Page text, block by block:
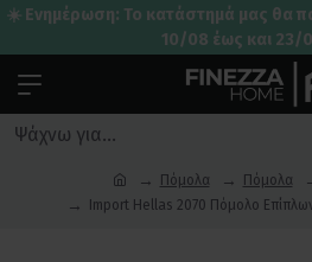
☀️ Ενημέρωση: Το κατάστημά μας θα
10/08 έως και 23/
Πόμολα Πόμολα
Import Hellas 2070 Πόμολο